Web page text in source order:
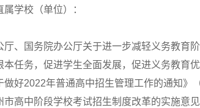
学校（单位）：
国务院办公厅关于进一步减轻义务教育阶
任务，促进学生全面发展，促进义务教育
做好2022年普通高中招生管理工作的通知》
高中阶段学校考试招生制度改革的实施意